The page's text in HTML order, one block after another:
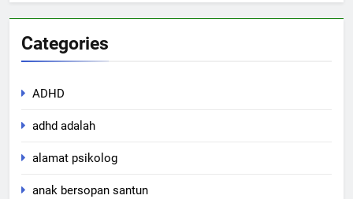
Categories
ADHD
adhd adalah
alamat psikolog
anak bersopan santun